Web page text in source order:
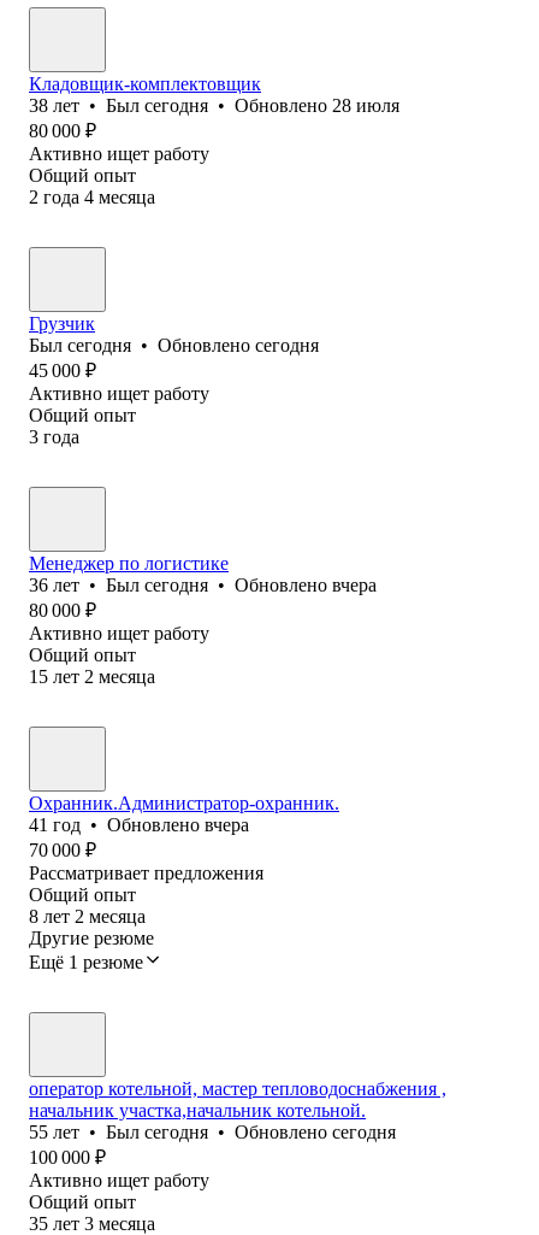
Кладовщик-комплектовщик
38 лет • Был сегодня • Обновлено 28 июля
80 000 ₽
Активно ищет работу
Общий опыт
2 года 4 месяца
Грузчик
Был сегодня • Обновлено сегодня
45 000 ₽
Активно ищет работу
Общий опыт
3 года
Менеджер по логистике
36 лет • Был сегодня • Обновлено вчера
80 000 ₽
Активно ищет работу
Общий опыт
15 лет 2 месяца
Охранник.Администратор-охранник.
41 год • Обновлено вчера
70 000 ₽
Рассматривает предложения
Общий опыт
8 лет 2 месяца
Другие резюме
Ещё 1 резюме
оператор котельной, мастер тепловодоснабжения ,
начальник участка,начальник котельной.
55 лет • Был сегодня • Обновлено сегодня
100 000 ₽
Активно ищет работу
Общий опыт
35 лет 3 месяца